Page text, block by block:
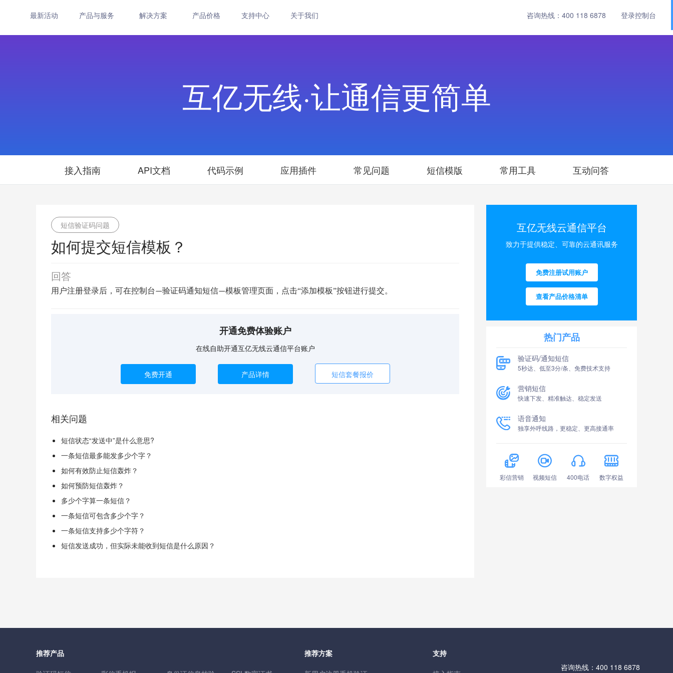
最新活动 产品与服务 解决方案 产品价格 支持中心 关于我们 咨询热线： 400 118 6878 登录控制台
互亿无线·让通信更简单
接入指南 API文档 代码示例 应用插件 常见问题 短信模版 常用工具 互动问答
短信验证码问题
如何提交短信模板？
回答
用户注册登录后，可在控制台—验证码通知短信—模板管理页面，点击“添加模板”按钮进行提交。
开通免费体验账户
在线自助开通互亿无线云通信平台账户
免费开通 产品详情 短信套餐报价
相关问题
短信状态“发送中”是什么意思?
一条短信最多能发多少个字？
如何有效防止短信轰炸？
如何预防短信轰炸？
多少个字算一条短信？
一条短信可包含多少个字？
一条短信支持多少个字符？
短信发送成功，但实际未能收到短信是什么原因？
互亿无线云通信平台
致力于提供稳定、可靠的云通讯服务
免费注册试用账户
查看产品价格清单
热门产品
验证码/通知短信
5秒达、低至3分/条、免费技术支持
营销短信
快速下发、精准触达、稳定发送
语音通知
独享外呼线路，更稳定、更高接通率
彩信营销 视频短信 400电话 数字权益
推荐产品 推荐方案 支持
咨询热线： 400 118 6878